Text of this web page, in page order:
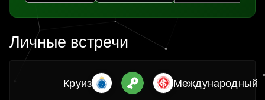
Личные встречи
Круиз Международный